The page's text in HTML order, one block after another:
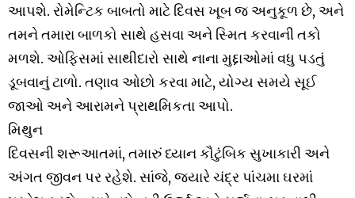
આપશે. રોમેન્ટિક બાબતો માટે દિવસ ખૂબ જ અનુકૂળ છે, અને
તમને તમારા બાળકો સાથે હસવા અને સ્મિત કરવાની તકો
મળશે. ઓફિસમાં સાથીદારો સાથે નાના મુદ્દાઓમાં વધુ પડતું
ડૂબવાનું ટાળો. તણાવ ઓછો કરવા માટે, યોગ્ય સમયે સૂઈ
જાઓ અને આરામને પ્રાથમિકતા આપો.
મિથુન
દિવસની શરૂઆતમાં, તમારું ધ્યાન કૌટુંબિક સુખાકારી અને
અંગત જીવન પર રહેશે. સાંજે, જ્યારે ચંદ્ર પાંચમા ઘરમાં